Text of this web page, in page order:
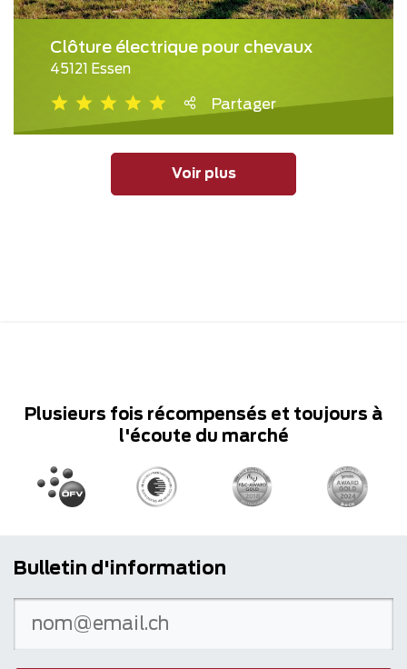
Clôture électrique pour chevaux
45121 Essen
Partager
Voir plus
Plusieurs fois récompensés et toujours à
l'écoute du marché
Bulletin d'information